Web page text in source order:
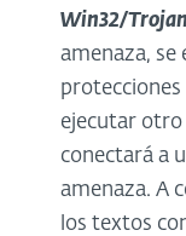
Win32/
amenaza, se
ejecutar otro
conectará a
amenaza. A
los textos